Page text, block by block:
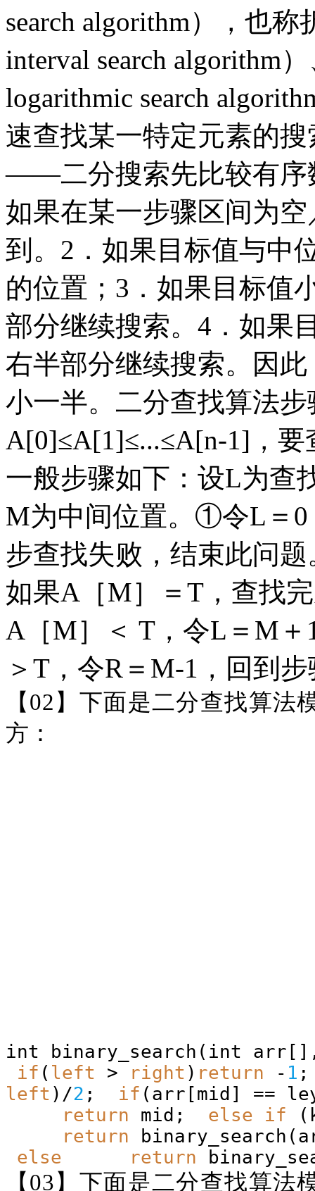
search algorithm），也
interval search algorithm
logarithmic search
速查找某一特定元素的
——二分搜索先比较有序
如果在某一步骤区间为
到。2．如果目标值与中
的位置；3．如果目标值
部分继续搜索。4．如果
右半部分继续搜索。因
小一半。二分查找算法
A[0]≤A[1]≤...≤A[n-1]，
一般步骤如下：设L为查
M为中间位置。①令L＝
步查找失败，结束此问
如果A［M］＝T，查找
A［M］＜ T，令L＝M
＞T，令R＝M-1，回到
【 02】下面是二分查找算法
方：
int binary_search(int
if ( left > right ) return - 1
left )/2 ; if (arr[mid] ==
return mid; else if
return
else
return
【 03】下面是二分查找算法